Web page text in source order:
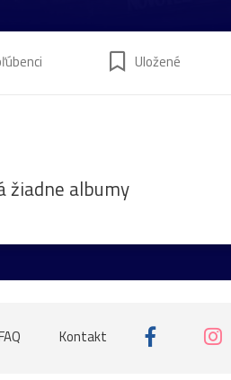
Uložené
žiadne albumy
Kontakt